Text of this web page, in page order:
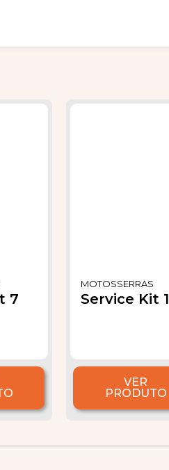
7
MOTOSSERRAS
Service Kit 1
VER
PRODUTO